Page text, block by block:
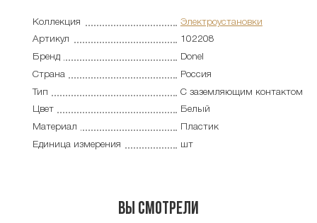
Коллекция
Электроустановки
Артикул
102208
Бренд
Donel
Страна
Россия
Тип
С заземляющим контактом
Цвет
Белый
Материал
Пластик
Единица измерения
шт
Вы смотрели